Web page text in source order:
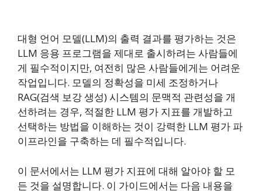
대형 언어 모델(LLM)의 출력 결과를 평가하는 것은
LLM 응용 프로그램을 제대로 출시하려는 사람들에
게 필수적이지만, 여전히 많은 사람들에게는 어려운
작업입니다. 모델의 정확성을 미세 조정하거나
RAG(검색 보강 생성) 시스템의 문맥적 관련성을 개
선하려는 경우, 적절한 LLM 평가 지표를 개발하고
선택하는 방법을 이해하는 것이 강력한 LLM 평가 파
이프라인을 구축하는 데 필수적입니다.
이 문서에서는 LLM 평가 지표에 대해 알아야 할 모
든 것을 설명합니다. 이 가이드에서는 다음 내용을